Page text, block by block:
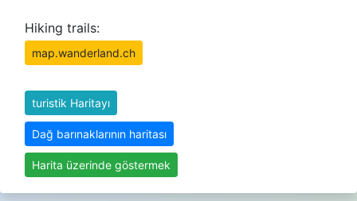
Hiking trails:
map.wanderland.ch
turistik Haritayı
Dağ barınaklarının haritası
Harita üzerinde göstermek